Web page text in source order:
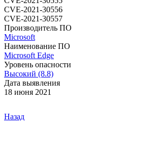
CVE-2021-30556
CVE-2021-30557
Производитель ПО
Microsoft
Наименование ПО
Microsoft Edge
Уровень опасности
Высокий (8.8)
Дата выявления
18 июня 2021
Назад